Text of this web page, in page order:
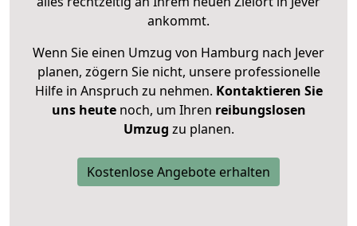
ankommt.
Wenn Sie einen Umzug von Hamburg nach Jever
planen, zögern Sie nicht, unsere professionelle
Hilfe in Anspruch zu nehmen. Kontaktieren Sie
uns heutenoch, um Ihren reibungslosen
Umzug zu planen.
Kostenlose Angebote erhalten